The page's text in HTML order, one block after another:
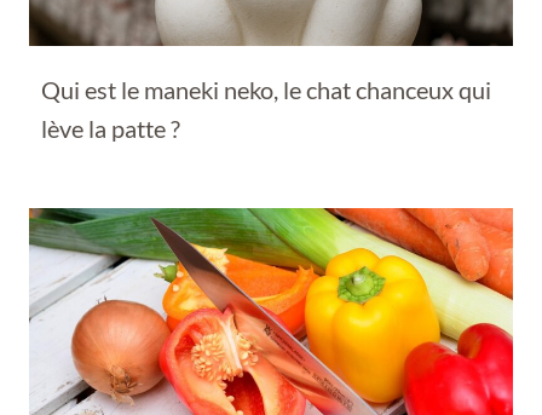
Qui est le maneki neko, le chat chanceux qui
lève la patte ?